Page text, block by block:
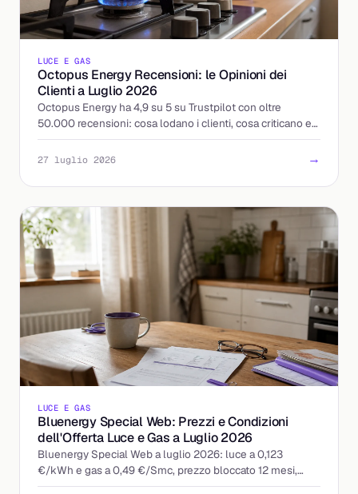
LUCE E GAS
Octopus Energy Recensioni: le Opinioni dei
Clienti a Luglio 2026
Octopus Energy ha 4,9 su 5 su Trustpilot con oltre
50.000 recensioni: cosa lodano i clienti, cosa criticano e
come leggere le opinioni prima di attivare.
27 luglio 2026 →
LUCE E GAS
Bluenergy Special Web: Prezzi e Condizioni
dell'Offerta Luce e Gas a Luglio 2026
Bluenergy Special Web a luglio 2026: luce a 0,123
€/kWh e gas a 0,49 €/Smc, prezzo bloccato 12 mesi,
quota fissa 9 €/mese. Ecco a chi conviene davvero.